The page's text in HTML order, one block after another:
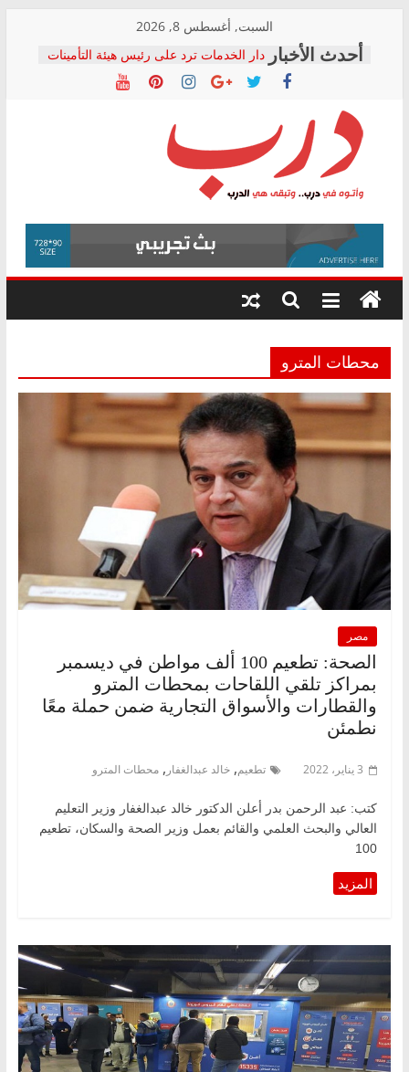
content
السبت, أغسطس 8, 2026
دار الخدمات ترد على رئيس هيئة التأمينات
بعد مؤتمره الصحفي: إنكار الأزمة لا ينهي
معاناة أصحاب المعاشات.. ونطالب بكشف
فرحات سليمان يكتب: القطاع الصحي إلى
أين؟
حزب التحالف الشعبي يطلق لجنة “الحق
في الصحة” بالإسكندرية لرصد الانتهاكات
ودعم المرضى
الوزاري لمدينة الصحفيين.. وانتهاء أعمال
إنشاء المبنى الإداري
المجلس القومي لحقوق الإنسان يعلن
متابعة قضية الدكتور محمد زهران.. ويؤكد:
قرينة البراءة وضمانات المحاكمة العادلة
درب
وأتوه
درب..
وتبقى
هي
محطات المترو
مصر
الصحة: تطعيم 100 ألف مواطن في ديسمبر
بمراكز تلقي اللقاحات بمحطات المترو
والقطارات والأسواق التجارية ضمن حملة معًا
نطمئن
3 يناير، 2022 تطعيم, خالد عبدالغفار , محطات المترو
كتب: عبد الرحمن بدر أعلن الدكتور خالد عبدالغفار وزير التعليم
العالي والبحث العلمي والقائم بعمل وزير الصحة والسكان، تطعيم
100